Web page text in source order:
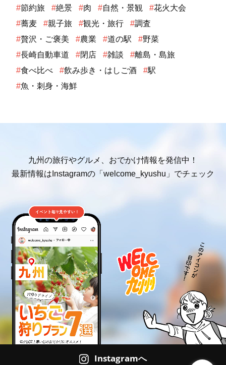
#節約旅 #絶景 #肉 #自然・景観 #花火大会
#蕎麦 #親子旅 #観光・旅行 #調査
#贅沢・ご褒美 #農業 #道の駅 #野菜
#長崎自動車道 #閉店 #雑談 #離島・島旅
#食べ比べ #飲み歩き・はしご酒 #駅
#魚・刺身・海鮮
九州の旅行やグルメ、おでかけ情報を発信中！
最新情報はInstagramの「welcome_kyushu」でチェック
Instagramへ